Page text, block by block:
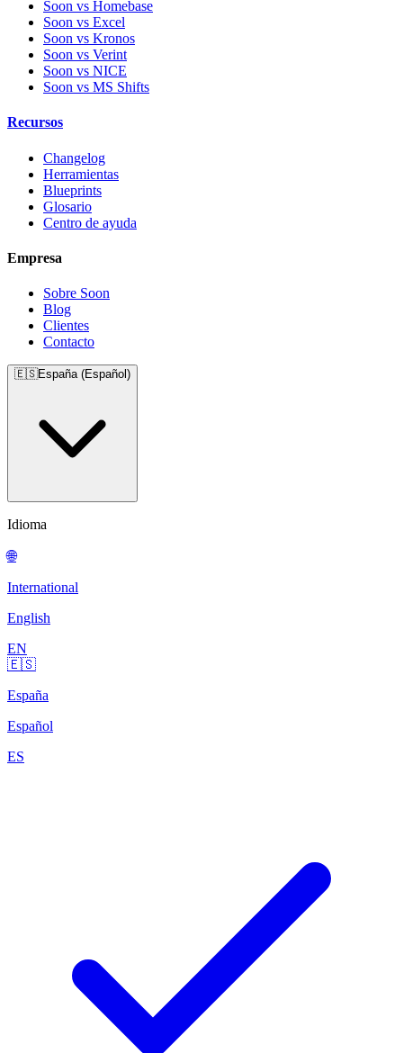
Soon vs Homebase
Soon vs Excel
Soon vs Kronos
Soon vs Verint
Soon vs NICE
Soon vs MS Shifts
Recursos
Changelog
Herramientas
Blueprints
Glosario
Centro de ayuda
Empresa
Sobre Soon
Blog
Clientes
Contacto
🇪🇸España (Español)
Idioma
🌐
International
English
EN
🇪🇸
España
Español
ES